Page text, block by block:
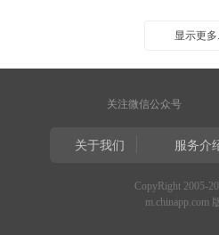
显示更多...
关注微信公众号
关于我们 服务介
CopyRight 2005-
m.chinapp.com